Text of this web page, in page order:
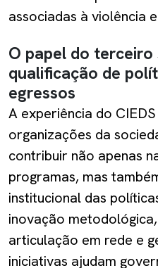
associadas à violência
O papel do
qualificação de
egressos
A experiência do
organizações da
contribuir não apenas
programas, mas
institucional das
inovação
articulação em rede e
iniciativas ajudam